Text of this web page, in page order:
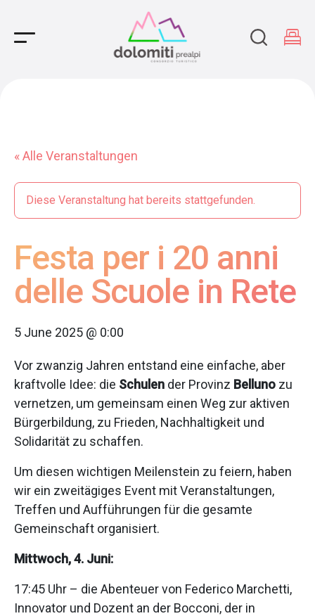
Main Navigation
« Alle Veranstaltungen
Diese Veranstaltung hat bereits stattgefunden.
Festa per i 20 anni
delle Scuole in Rete
5 June 2025 @ 0:00
Vor zwanzig Jahren entstand eine einfache, aber
kraftvolle Idee: die Schulen der Provinz Belluno zu
vernetzen, um gemeinsam einen Weg zur aktiven
Bürgerbildung, zu Frieden, Nachhaltigkeit und
Solidarität zu schaffen.
Um diesen wichtigen Meilenstein zu feiern, haben
wir ein zweitägiges Event mit Veranstaltungen,
Treffen und Aufführungen für die gesamte
Gemeinschaft organisiert.
Mittwoch, 4. Juni:
17:45 Uhr – die Abenteuer von Federico Marchetti,
Innovator und Dozent an der Bocconi, der in